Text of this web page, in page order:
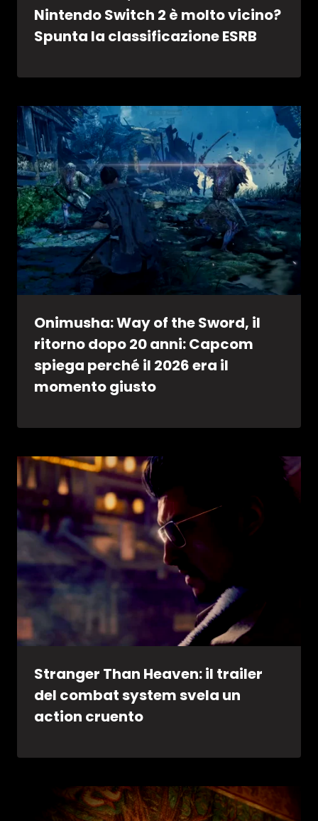
Nintendo Switch 2 è molto vicino?
Spunta la classificazione ESRB
Onimusha: Way of the Sword, il
ritorno dopo 20 anni: Capcom
spiega perché il 2026 era il
momento giusto
Stranger Than Heaven: il trailer
del combat system svela un
action cruento